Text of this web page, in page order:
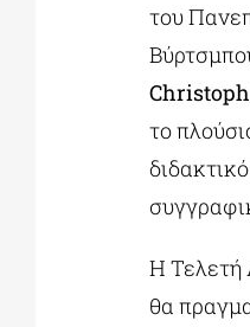
του
το
Η Τελετή
θα